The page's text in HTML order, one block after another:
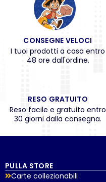
CONSEGNE VELOCI
I tuoi prodotti a casa entro
48 ore dall'ordine.
RESO GRATUITO
Reso facile e gratuito entro
30 giorni dalla consegna.
PULLA STORE
Carte collezionabili